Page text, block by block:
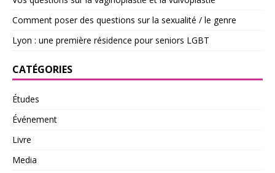
Comment poser des questions sur la sexualité / le genre
Lyon : une première résidence pour seniors LGBT
CATÉGORIES
Études
Événement
Livre
Media